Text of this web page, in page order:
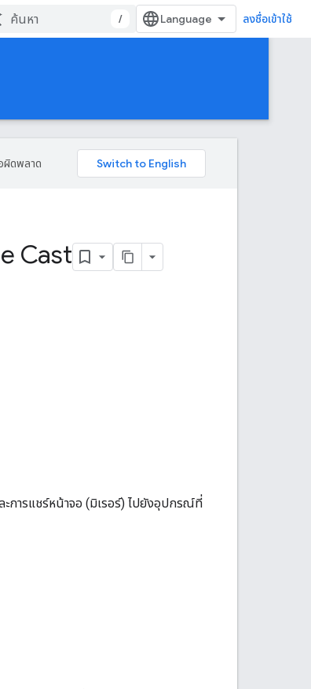
/ ลงชื่อเข้าใช้
ผิดพลาด
Cast
ะการแชร์หน้าจอ (มิเรอร์) ไปยังอุปกรณ์ที่